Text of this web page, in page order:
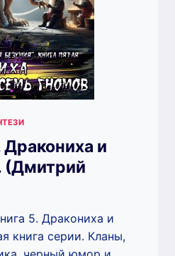
Дракониха и
(Дмитрий
5. Дракониха и
книга серии. Кланы,